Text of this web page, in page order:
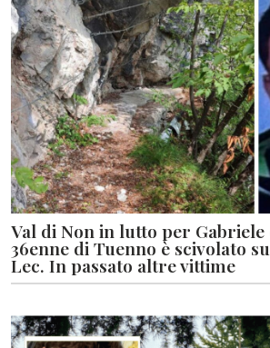
Val di Non in lutto per Gabriele
36enne di Tuenno è scivolato
Lec. In passato altre vittime